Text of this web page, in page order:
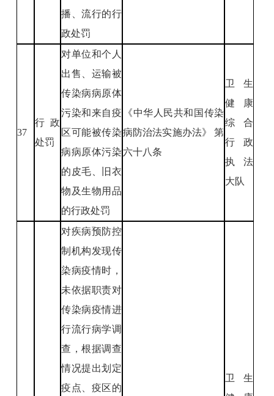
播、流行的行
政处罚
37
行政
处罚
对单位和个人
出售、运输被
传染病病原体
污染和来自疫
区可能被传染
病病原体污染
的皮毛、旧衣
物及生物用品
的行政处罚
《中华人民共和国传染
病防治法实施办法》 第
六十八条
卫生
健康
综合
行政
执法
大队
对疾病预防控
制机构发现传
染病疫情时，
未依据职责对
传染病疫情进
行流行病学调
查，根据调查
情况提出划定
疫点、疫区的
卫生